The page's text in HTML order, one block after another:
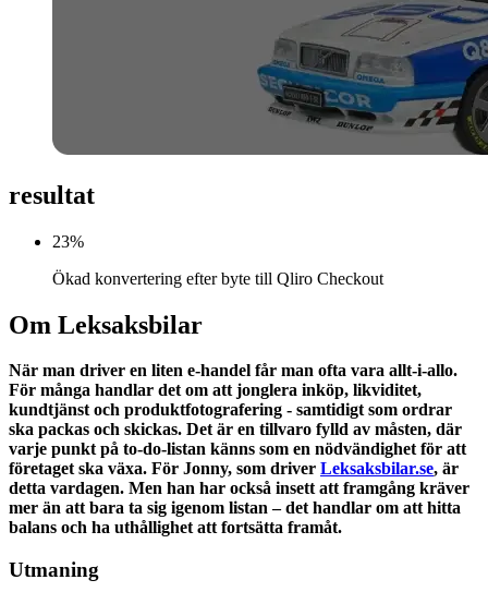
resultat
23%
Ökad konvertering efter byte till Qliro Checkout
Om Leksaksbilar
När man driver en liten e-handel får man ofta vara allt-i-allo.
För många handlar det om att jonglera inköp, likviditet,
kundtjänst och produktfotografering - samtidigt som ordrar
ska packas och skickas. Det är en tillvaro fylld av måsten, där
varje punkt på to-do-listan känns som en nödvändighet för att
företaget ska växa. För Jonny, som driver Leksaksbilar.se, är
detta vardagen. Men han har också insett att framgång kräver
mer än att bara ta sig igenom listan – det handlar om att hitta
balans och ha uthållighet att fortsätta framåt.
Utmaning